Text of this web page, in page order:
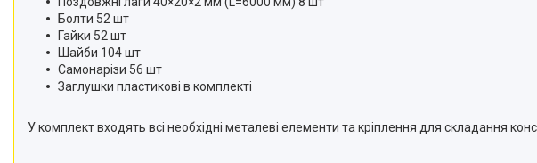
Болти 52 шт
Гайки 52 шт
Шайби 104 шт
Самонарізи 56 шт
Заглушки пластикові в комплекті
У комплект входять всі необхідні металеві елементи та кріплення для складання